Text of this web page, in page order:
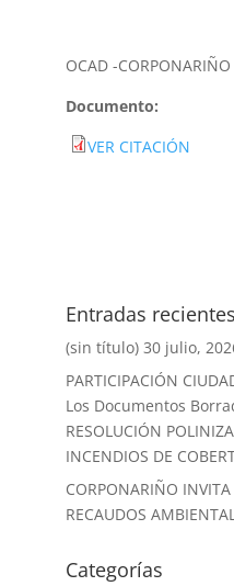
OCAD -CORPONARIÑO
Documento:
VER CITACIÓN
Entradas recientes
(sin título) 30 julio,
PARTICIPACIÓN
Los Documentos
RESOLUCIÓN
INCENDIOS DE
CORPONARIÑO
RECAUDOS
Categorías